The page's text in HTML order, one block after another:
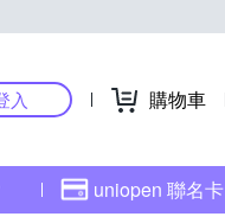
入 購物車
uniopen 聯名卡